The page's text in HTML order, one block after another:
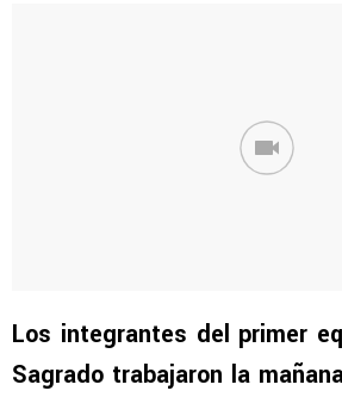
Los integrantes del primer
Sagrado trabajaron la